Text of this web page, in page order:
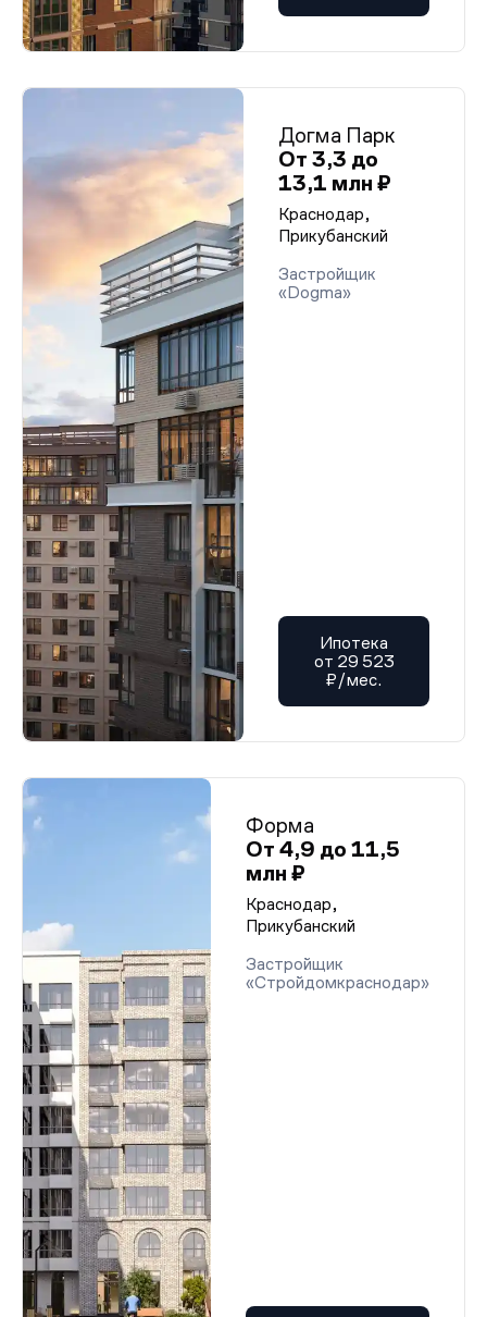
Догма Парк
От 3,3 до
13,1 млн ₽
Краснодар,
Прикубанский
Застройщик
«Dogma»
Ипотека
от 29 523
₽/мес.
Форма
От 4,9 до 11,5
млн ₽
Краснодар,
Прикубанский
Застройщик
«Стройдомкраснодар»